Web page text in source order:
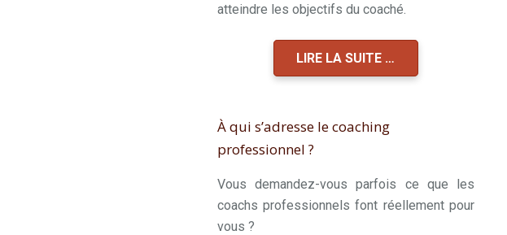
atteindre les objectifs du coaché.
LIRE LA SUITE …
À qui s’adresse le coaching
professionnel ?
Vous demandez-vous parfois ce que les
coachs professionnels font réellement pour
vous ?